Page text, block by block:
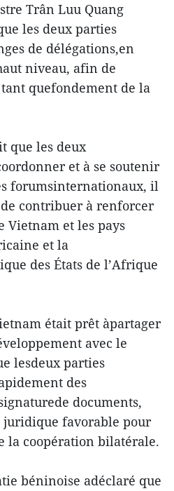
Trân Luu Quang
les deux parties
de délégations,en
niveau, afin de
quefondement de la
que les deux
et à se soutenir
forumsinternationaux, il
contribuer à renforcer
Vietnam et les pays
et la
des États de l’Afrique
était prêt àpartager
avec le
lesdeux parties
des
documents,
favorable pour
la coopération bilatérale.
béninoise adéclaré que